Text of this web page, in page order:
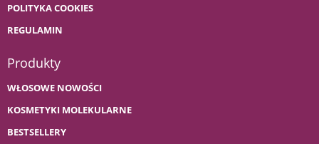
POLITYKA COOKIES
REGULAMIN
Produkty
WŁOSOWE NOWOŚCI
KOSMETYKI MOLEKULARNE
BESTSELLERY